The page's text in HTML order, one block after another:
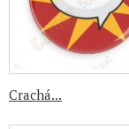
Crachá...